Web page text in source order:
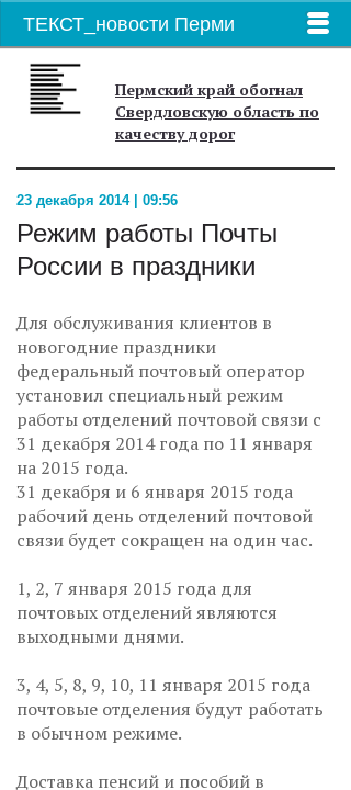
ТЕКСТ_новости Перми
Пермский край обогнал
Свердловскую область по
качеству дорог
23 декабря 2014 | 09:56
Режим работы Почты
России в праздники
Для обслуживания клиентов в
новогодние праздники
федеральный почтовый оператор
установил специальный режим
работы отделений почтовой связи с
31 декабря 2014 года по 11 января
на 2015 года.
31 декабря и 6 января 2015 года
рабочий день отделений почтовой
связи будет сокращен на один час.
1, 2, 7 января 2015 года для
почтовых отделений являются
выходными днями.
3, 4, 5, 8, 9, 10, 11 января 2015 года
почтовые отделения будут работать
в обычном режиме.
Доставка пенсий и пособий в